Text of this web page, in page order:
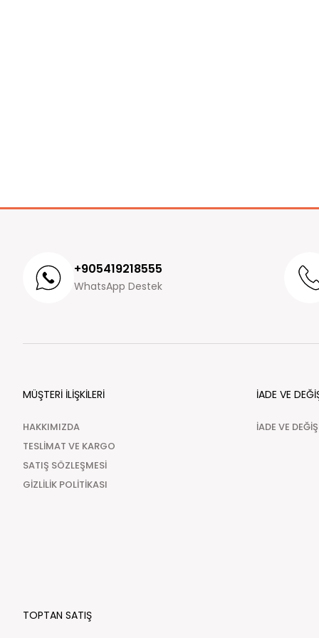
+905419218555
WhatsApp Destek
MÜŞTERİ İLİŞKİLERİ
HAKKIMIZDA
TESLİMAT VE KARGO
SATIŞ SÖZLEŞMESİ
GİZLİLİK POLİTİKASI
İADE VE
İADE VE
TOPTAN SATIŞ